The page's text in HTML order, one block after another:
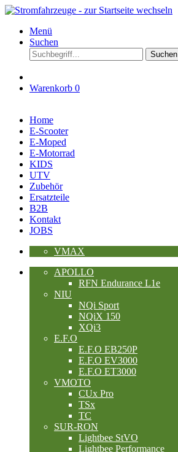
Menü
Suchen
Suchen
Warenkorb 0
Home
E-Scooter
E-Moped
E-Motorrad
KIDS
UTV
Zubehör
Ersatzteile
B2B
Kontakt
JOBS
VMAX
APOLLO
RFN Endurance L1e
NIU
NQi Sport
NQiX 150
XQi3
E.F.O
E.F.O EB250P
E.F.O EV3000
E.F.O ET3000
VMOTO
CUx Pro
TSx
TC
SUR-RON
Lightbee StVO
Lightbee Performance